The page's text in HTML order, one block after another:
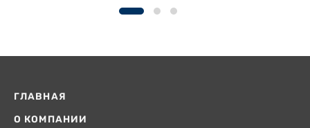
ГЛАВНАЯ
О КОМПАНИИ